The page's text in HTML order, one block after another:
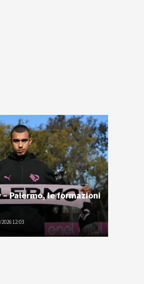
Palermo, le formazioni
12:03